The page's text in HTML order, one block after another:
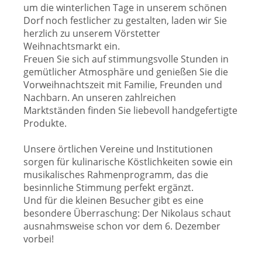
um die winterlichen Tage in unserem schönen
Dorf noch festlicher zu gestalten, laden wir Sie
herzlich zu unserem Vörstetter
Weihnachtsmarkt ein.
Freuen Sie sich auf stimmungsvolle Stunden in
gemütlicher Atmosphäre und genießen Sie die
Vorweihnachtszeit mit Familie, Freunden und
Nachbarn. An unseren zahlreichen
Marktständen finden Sie liebevoll handgefertigte
Produkte.
Unsere örtlichen Vereine und Institutionen
sorgen für kulinarische Köstlichkeiten sowie ein
musikalisches Rahmenprogramm, das die
besinnliche Stimmung perfekt ergänzt.
Und für die kleinen Besucher gibt es eine
besondere Überraschung: Der Nikolaus schaut
ausnahmsweise schon vor dem 6. Dezember
vorbei!